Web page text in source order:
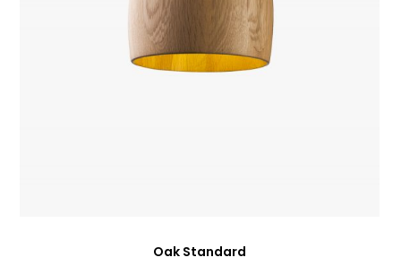
Oak Standard